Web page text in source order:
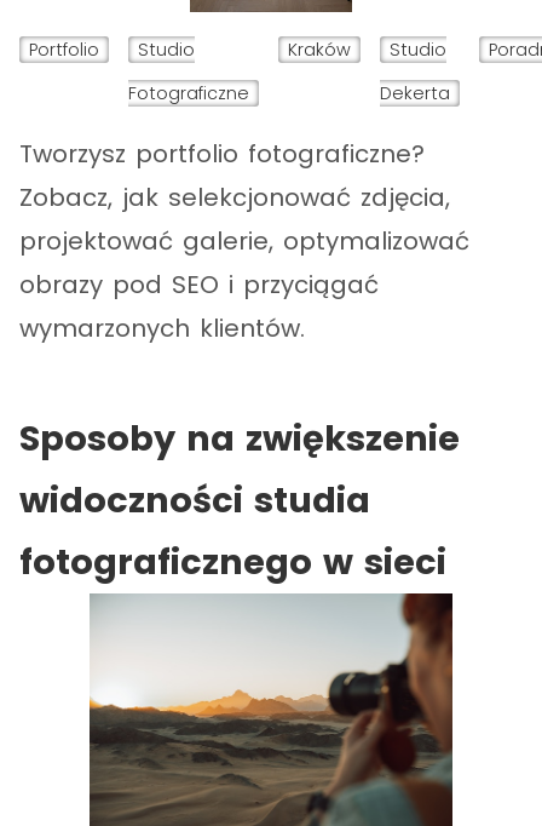
Portfolio
Studio
Fotograficzne
Kraków
Studio
Dekerta
Tworzysz portfolio fotograficzne?
Zobacz, jak selekcjonować zdjęcia,
projektować galerie, optymalizować
obrazy pod SEO i przyciągać
wymarzonych klientów.
Sposoby na zwiększenie
widoczności studia
fotograficznego w sieci